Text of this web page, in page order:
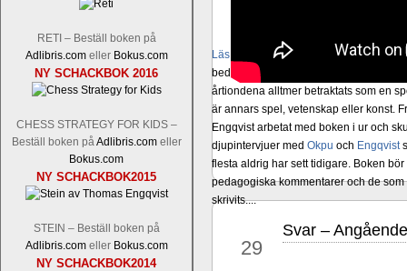
RETI – Beställ boken på
Adlibris.comeller Bokus.com
NY SCHACKBOK 2016
CHESS STRATEGY FOR KIDS –
Beställ boken på Adlibris.comeller
Bokus.com
NY SCHACKBOK2015
STEIN – Beställ boken på
Adlibris.comeller Bokus.com
NY SCHACKBOK2014
Läs de 8 kommentarerna En svensk
bedrifter i schackvärlden. Glenn Ek på
årtiondena alltmer betraktats som en
är annars spel, vetenskap eller konst.
Engqvist arbetat med boken i ur och
djupintervjuer med Okpu och Engqvist
flesta aldrig har sett tidigare. Boken
pedagogiska kommentarer och de
skrivits....
29
Svar –